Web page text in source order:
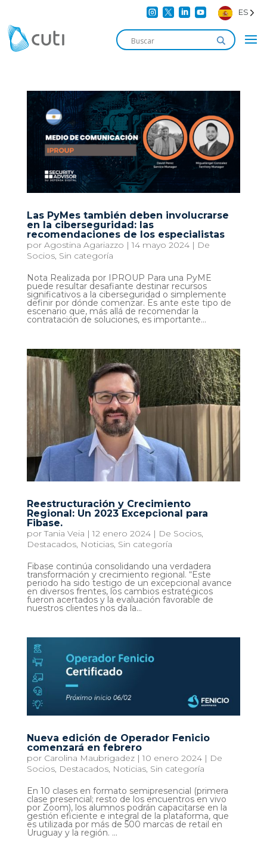
    ES
Las PyMes también deben involucrarse
en la ciberseguridad: las
recomendaciones de los especialistas
por Agostina Agariazzo |14 mayo 2024| De
Socios, Sin categoría
Nota Realizada por IPROUP Para una PyME
puede resultar desafiante destinar recursos
significativos a la ciberseguridad o simplemente
definir por dónde comenzar. Es ante este tipo de
escenario que, más allá de recomendar la
contratación de soluciones, es importante...
Reestructuración y Crecimiento
Regional: Un 2023 Excepcional para
Fibase.
porTania Veia |12 enero 2024| De Socios,
Destacados, Noticias, Sin categoría
Fibase continúa consolidando una verdadera
transformación y crecimiento regional. “Este
periodo ha sido testigo de un excepcional avance
en diversos frentes, los cambios estratégicos
fueron acertados y la evaluación favorable de
nuestros clientes nos da la...
Nueva edición de Operador Fenicio
comenzará en febrero
por Carolina Maubrigadez|10 enero 2024| De
Socios, Destacados, Noticias, Sin categoría
En 10 clases en formato semipresencial (primera
clase presencial; resto de los encuentros en vivo
por Zoom), los alumnos podrán capacitarse en la
gestión eficiente e integral de la plataforma, que
es utilizada por más de 500 marcas de retail en
Uruguay y la región. ...